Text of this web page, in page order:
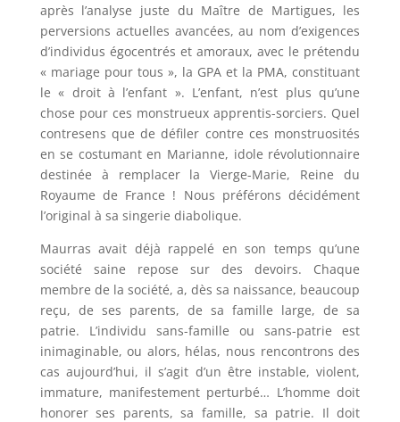
après l’analyse juste du Maître de Martigues, les
perversions actuelles avancées, au nom d’exigences
d’individus égocentrés et amoraux, avec le prétendu
« mariage pour tous », la GPA et la PMA, constituant
le « droit à l’enfant ». L’enfant, n’est plus qu’une
chose pour ces monstrueux apprentis-sorciers. Quel
contresens que de défiler contre ces monstruosités
en se costumant en Marianne, idole révolutionnaire
destinée à remplacer la Vierge-Marie, Reine du
Royaume de France ! Nous préférons décidément
l’original à sa singerie diabolique.
Maurras avait déjà rappelé en son temps qu’une
société saine repose sur des devoirs. Chaque
membre de la société, a, dès sa naissance, beaucoup
reçu, de ses parents, de sa famille large, de sa
patrie. L’individu sans-famille ou sans-patrie est
inimaginable, ou alors, hélas, nous rencontrons des
cas aujourd’hui, il s’agit d’un être instable, violent,
immature, manifestement perturbé… L’homme doit
honorer ses parents, sa famille, sa patrie. Il doit